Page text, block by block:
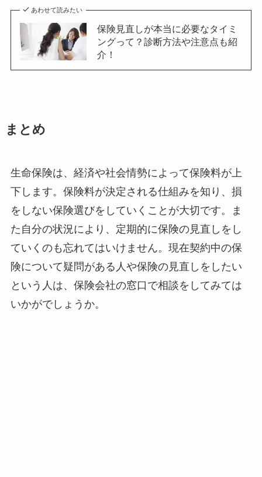
あわせて読みたい
保険見直しが本当に必要なタイミ
ングって？診断方法や注意点も紹
介！
まとめ
生命保険は、経済や社会情勢によって保険料が上
下します。保険料が決定される仕組みを知り、損
をしない保険選びをしていくことが大切です。ま
た自分の状況により、定期的に保険の見直しをし
ていくのも忘れてはいけません。現在契約中の保
険について疑問がある人や保険の見直しをしたい
という人は、保険会社の窓口で相談をしてみては
いかがでしょうか。